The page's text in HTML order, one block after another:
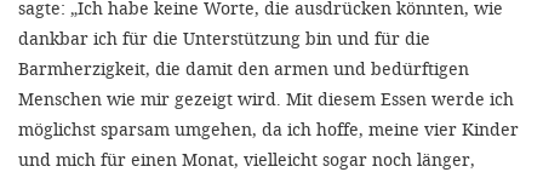
sagte: „Ich habe keine Worte, die ausdrücken könnten, wie
dankbar ich für die Unterstützung bin und für die
Barmherzigkeit, die damit den armen und bedürftigen
Menschen wie mir gezeigt wird. Mit diesem Essen werde ich
möglichst sparsam umgehen, da ich hoffe, meine vier Kinder
und mich für einen Monat, vielleicht sogar noch länger,